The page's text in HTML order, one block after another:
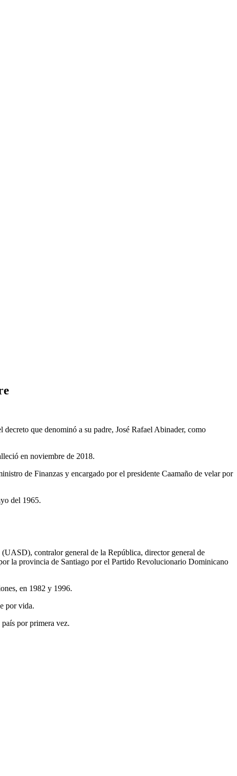
que denominó a su padre, José Rafael Abinader, como
en noviembre de 2018.
de Finanzas y encargado por el presidente Caamaño de velar por
del 1965.
contralor general de la República, director general de
la provincia de Santiago por el Partido Revolucionario Dominicano
en 1982 y 1996.
por vida.
por primera vez.